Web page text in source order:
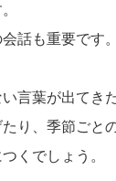
話も重要です。
言葉が出てき
り、季節ごと
くでしょう。